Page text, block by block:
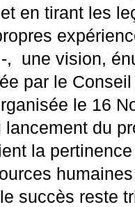
en tirant les
, une vision,
par le
le 16
du
la
succès reste